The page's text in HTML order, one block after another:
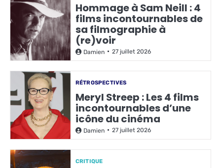
Hommage à Sam Neill : 4
films incontournables de
sa filmographie à
(re)voir
Damien 27 juillet 2026
RÉTROSPECTIVES
Meryl Streep : Les 4 films
incontournables d’une
icône du cinéma
Damien 27 juillet 2026
CRITIQUE